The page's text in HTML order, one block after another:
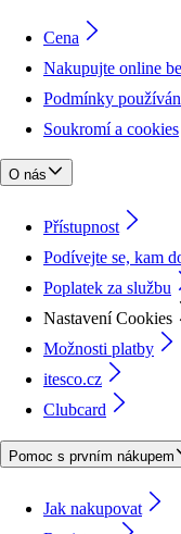
Cena
Nakupujte online
Podmínky
Soukromí a cookies
O nás
Přístupnost
Podívejte se, kam
Poplatek za službu
Nastavení Cookies
Možnosti platby
itesco.cz
Clubcard
Pomoc s prvním nákupem
Jak nakupovat